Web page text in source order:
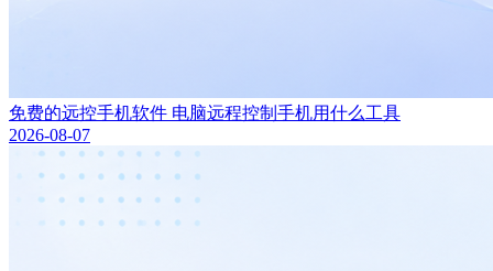
免费的远控手机软件 电脑远程控制手机用什么工具
2026-08-07